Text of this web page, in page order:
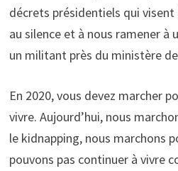
décrets présidentiels qui
au silence et à nous ramener à
un militant près du ministère
En 2020, vous devez marcher
vivre. Aujourd’hui, nous
le kidnapping, nous marchons
pouvons pas continuer à vivre